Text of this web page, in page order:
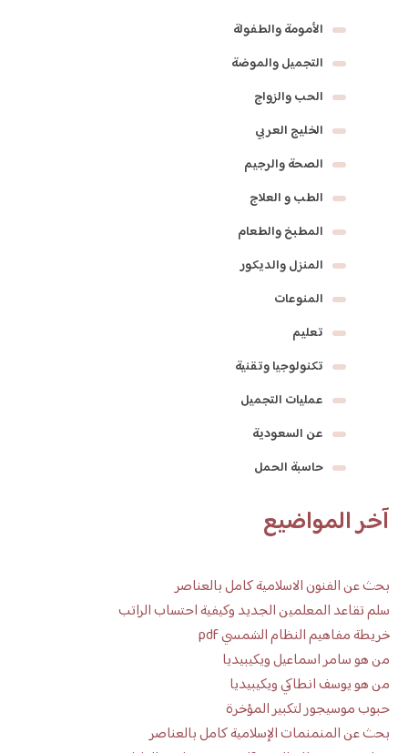
الأمومة والطفولة
التجميل والموضة
الحب والزواج
الخليج العربي
الصحة والرجيم
الطب و العلاج
المطبخ والطعام
المنزل والديكور
المنوعات
تعليم
تكنولوجيا وتقنية
عمليات التجميل
عن السعودية
حاسبة الحمل
آخر المواضيع
بحث عن الفنون الاسلامية كامل بالعناصر
سلم تقاعد المعلمين الجديد وكيفية احتساب الراتب
خريطة مفاهيم النظام الشمسي pdf
من هو سامر اسماعيل ويكيبيديا
من هو يوسف انطاكي ويكيبيديا
حبوب موسيجور لتكبير المؤخرة
بحث عن المنمنمات الإسلامية كامل بالعناصر